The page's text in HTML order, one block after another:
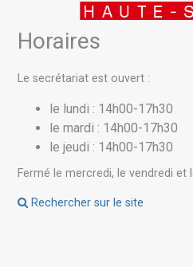
Horaires
Le secrétariat est ouvert :
le lundi : 14h00-17h30
le mardi : 14h00-17h30
le jeudi : 14h00-17h30
Fermé le mercredi, le vendredi et
Rechercher sur le site